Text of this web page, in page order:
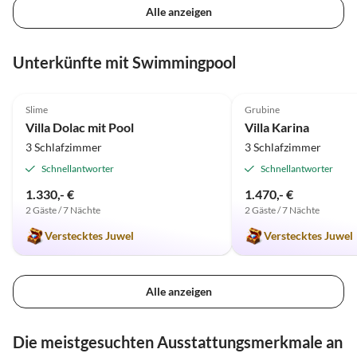
Alle anzeigen
Unterkünfte mit Swimmingpool
Slime
Villa Dolac mit Pool
3 Schlafzimmer
Schnellantworter
1.330,- €
2 Gäste / 7 Nächte
Verstecktes Juwel
Grubine
Villa Karina
3 Schlafzimmer
Schnellantworter
1.470,- €
2 Gäste / 7 Nächte
Verstecktes Juwel
Alle anzeigen
Die meistgesuchten Ausstattungsmerkmale an